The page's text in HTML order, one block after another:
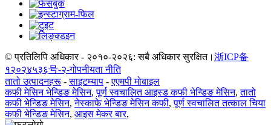
© प्रतिलिपि अधिकार - २०१०-२०२६: सबै अधिकार सुरक्षित। 浙ICP备
१२०२४५३६号-२-गोपनीयता नीति
तातो उत्पादनहरू -साइटम्याप -एएमपी मोबाइल
कफी मेसिन भेन्डिङ मेसिन,पूर्ण स्वचालित आइस्ड कफी भेन्डिङ मेसिन,तातो
कफी भेन्डिङ मेसिन,नेस्काफे भेन्डिङ मेसिन कफी,पूर्ण स्वचालित तत्काल चिया
कफी भेन्डिङ मेसिन, आइस मेकर बार,